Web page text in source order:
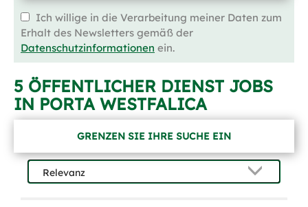
Ich willige in die Verarbeitung meiner Daten zum
Erhalt des Newsletters gemäß der
Datenschutzinformationen ein.
5 ÖFFENTLICHER DIENST JOBS
IN PORTA WESTFALICA
GRENZEN SIE IHRE SUCHE EIN